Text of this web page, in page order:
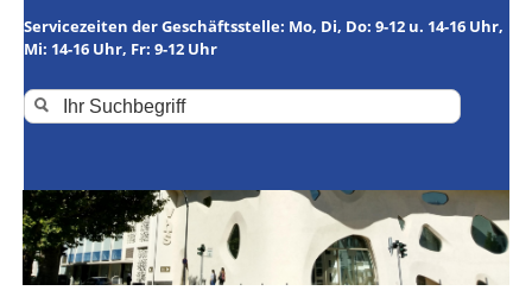
Servicezeiten der Geschäftsstelle: Mo, Di, Do: 9-12 u. 14-16 Uhr,
Mi: 14-16 Uhr, Fr: 9-12 Uhr